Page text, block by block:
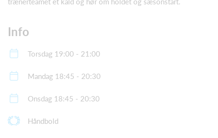
Info
Torsdag 19:00 - 21:00
Mandag 18:45 - 20:30
Onsdag 18:45 - 20:30
Håndbold